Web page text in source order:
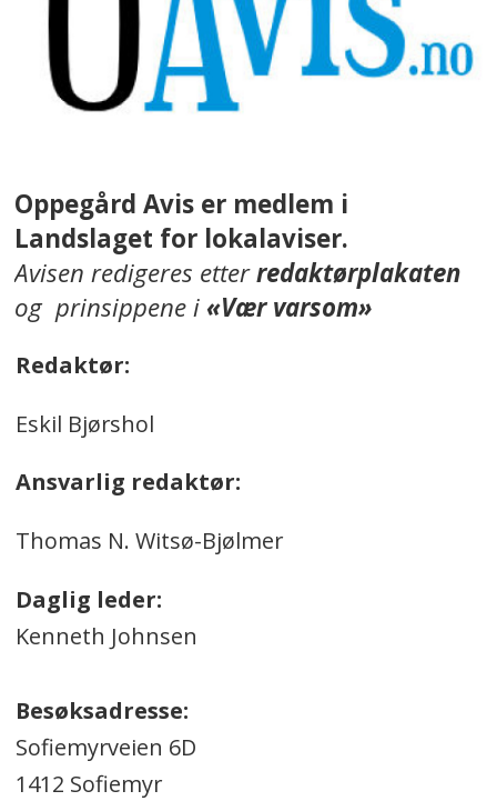
Oppegård Avis er medlem i
Landslaget for lokalaviser.
Avisen redigeres etterredaktørplakaten
og prinsippene i«Vær varsom»
Redaktør:
Eskil Bjørshol
Ansvarlig redaktør:
Thomas N. Witsø-Bjølmer
Daglig leder:
Kenneth Johnsen
Besøksadresse:
Sofiemyrveien 6D
1412 Sofiemyr